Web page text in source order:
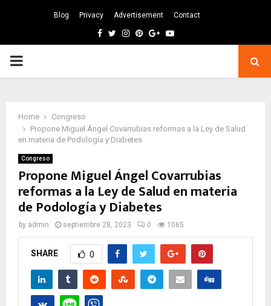
Blog Privacy Advertisement Contact
Facebook
TwitterInstagram
Pinterest
GoogleYoutube
PRIMARY
Home
Congreso
Propone Miguel Ángel Covarrubias reformas a la Ley de Salud
en materia de Podología y Diabetes
Congreso
Propone Miguel Ángel Covarrubias
reformas a la Ley de Salud en materia
de Podología y Diabetes
by admin septiembre 28, 2023 0 1065
SHARE 0